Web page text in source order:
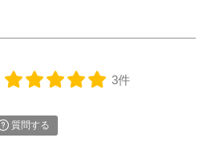
3件
質問する